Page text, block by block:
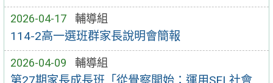
2026-04-17 輔導組
114-2高一選班群家長說明會簡報
2026-04-09 輔導組
第27期家長成長班「從覺察開始：運用SEL社會